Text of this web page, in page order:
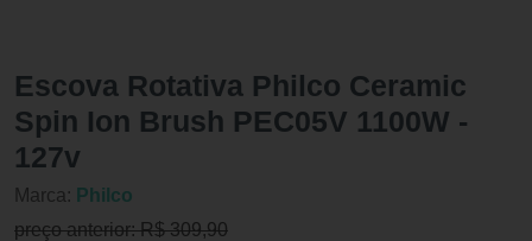
Escova Rotativa Philco Ceramic
Spin Ion Brush PEC05V 1100W -
127v
Marca: Philco
preço anterior: R$ 309,90